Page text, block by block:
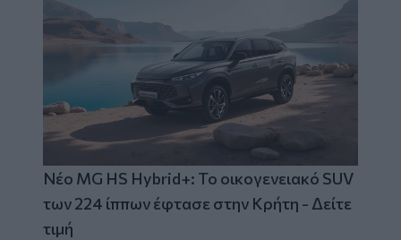
Νέο MG HS Hybrid+: Το οικογενειακό SUV
των 224 ίππων έφτασε στην Κρήτη - Δείτε
τιμή